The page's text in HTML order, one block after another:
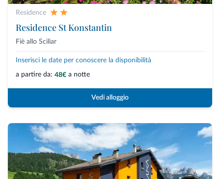
Residence
Residence St Konstantin
Fiè allo Sciliar
Inserisci le date per conoscere la disponibilità
a partire da: 48€ a notte
Vedi alloggio